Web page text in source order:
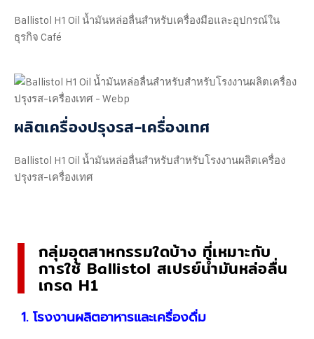
Ballistol H1 Oil น้ำมันหล่อลื่นสำหรับเครื่องมือและอุปกรณ์ใน
ธุรกิจ Café
ผลิตเครื่องปรุงรส-เครื่องเทศ
Ballistol H1 Oil น้ำมันหล่อลื่นสำหรับสำหรับโรงงานผลิตเครื่อง
ปรุงรส-เครื่องเทศ
กลุ่มอุตสาหกรรมใดบ้าง ที่เหมาะกับ
การใช้ Ballistol สเปรย์น้ำมันหล่อลื่น
เกรด H1
1. โรงงานผลิตอาหารและเครื่องดื่ม